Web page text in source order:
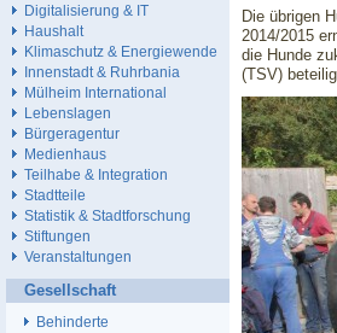
Die übrigen
2014/2015
die Hunde
(TSV)
Digitalisierung & IT
Haushalt
Klimaschutz & Energiewende
Innenstadt & Ruhrbania
Mülheim International
Lebenslagen
Bürgeragentur
Medienhaus
Teilhabe & Integration
Stadtteile
Statistik & Stadtforschung
Stiftungen
Veranstaltungen
Gesellschaft
Behinderte